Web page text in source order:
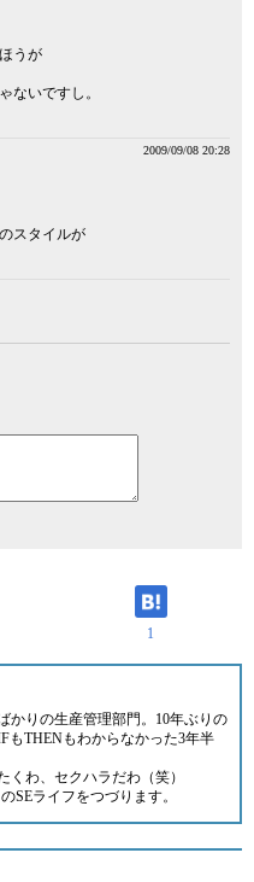
うが
ないですし。
2009/09/08 20:28
スタイルが
1
かりの生産管理部門。10年ぶりの
もTHENもわからなかった3年半
くわ、セクハラだわ（笑）
SEライフをつづります。